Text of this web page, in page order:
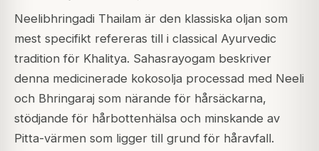
Neelibhringadi Thailam är den klassiska oljan som
mest specifikt refereras till i classical Ayurvedic
tradition för Khalitya. Sahasrayogam beskriver
denna medicinerade kokosolja processad med Neeli
och Bhringaraj som närande för hårsäckarna,
stödjande för hårbottenhälsa och minskande av
Pitta-värmen som ligger till grund för håravfall.